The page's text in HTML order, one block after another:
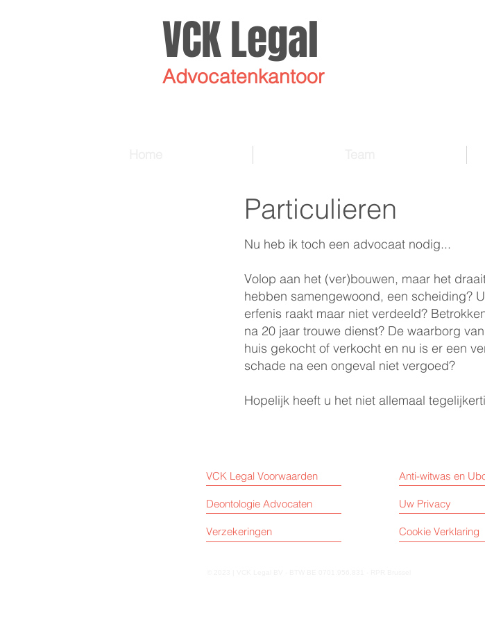
VCK Legal
Advocatenkantoor
Particulieren
Nu heb ik toch een advocaat nodig...
Volop aan het (ver)bouwen, maar het
hebben samengewoond, een scheiding?
erfenis raakt maar niet verdeeld?
na 20 jaar trouwe dienst? De waarborg
huis gekocht of verkocht en nu is er een
schade na een ongeval niet vergoed?
Hopelijk heeft u het niet allemaal
Deontologie Advocaten Uw Privacy
VCK Legal Voorwaarden
Verzekeringen
Anti-witwas en
Cookie Verklaring